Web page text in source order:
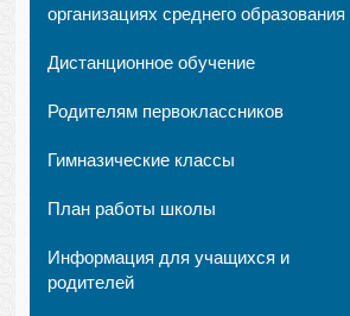
организациях среднего образования
Дистанционное обучение
Родителям первоклассников
Гимназические классы
План работы школы
Информация для учащихся и
родителей